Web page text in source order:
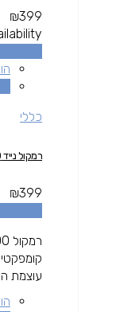
₪399
כללי
רמקול נייד Monster SuperStar S300 בלוטוס – שחור
₪399
עוצמת